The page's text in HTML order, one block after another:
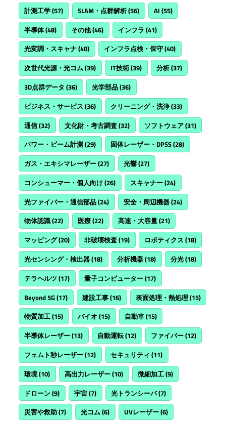
計測工学(57) SLAM・点群解析(56) AI (55)
半導体(48) その他(46) インフラ (41)
光変調・スキャナ(40) インフラ点検・保守(40)
次世代光源・光コム(39) IT技術(39) 分析(37)
3D点群データ (36) 光学部品(36)
ビジネス・サービス (36) クリーニング・洗浄(33)
通信(32) 文化財・考古調査(32) ソフトウェア(31)
パワー・ビーム計測(29) 固体レーザー・DPSS(28)
ガス・エキシマレーザー(27) 光響(27)
コンシューマー・個人向け(26) スキャナー(24)
光ファイバー・通信部品(24) 安全・周辺機器(24)
物体認識(22) 医療(22) 高速・大容量(21)
マッピング(20) 非破壊検査(19) ロボティクス (18)
光センシング・検出器(18) 分析機器(18) 分光(18)
テラヘルツ (17) 量子コンピューター(17)
Beyond 5G(17) 建設工事(16) 表面処理・熱処理(15)
物質加工(15) バイオ (15) 自動車(15)
半導体レーザー(13) 自動運転(12) ファイバー(12)
フェムト秒レーザー(12) セキュリティ (11)
環境(10) 高出力レーザー(10) 微細加工(9)
ドローン(9) 宇宙(7) 光トランシーバ(7)
災害や救助(7) 光コム(6) UVレーザー(6)